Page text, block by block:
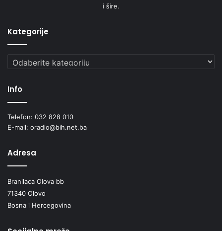
i šire.
Kategorije
Kategorije
Info
Telefon: 032 828 010
E-mail: oradio@bih.net.ba
Adresa
Branilaca Olova bb
71340 Olovo
Bosna i Hercegovina